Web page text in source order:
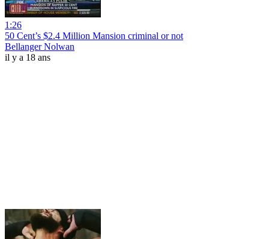
1:26
50 Cent’s $2.4 Million Mansion criminal or not
Bellanger Nolwan
il y a 18 ans